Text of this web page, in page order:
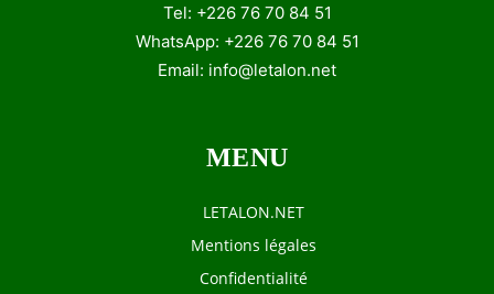
Tel: +226 76 70 84 51
WhatsApp: +226 76 70 84 51
Email: info@letalon.net
MENU
LETALON.NET
Mentions légales
Confidentialité